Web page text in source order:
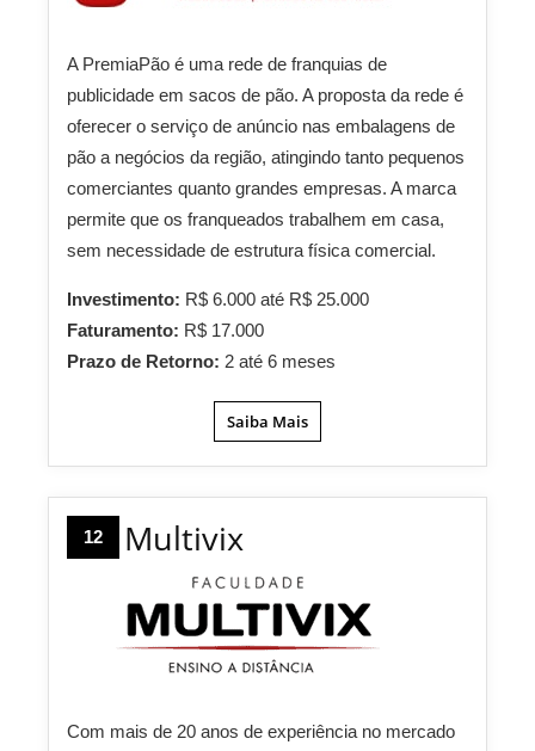
A PremiaPão é uma rede de franquias de
publicidade em sacos de pão. A proposta da rede é
oferecer o serviço de anúncio nas embalagens de
pão a negócios da região, atingindo tanto pequenos
comerciantes quanto grandes empresas. A marca
permite que os franqueados trabalhem em casa,
sem necessidade de estrutura física comercial.
Investimento: R$ 6.000 até R$ 25.000
Faturamento: R$ 17.000
Prazo de Retorno: 2 até 6 meses
Saiba Mais
12 Multivix
Com mais de 20 anos de experiência no mercado